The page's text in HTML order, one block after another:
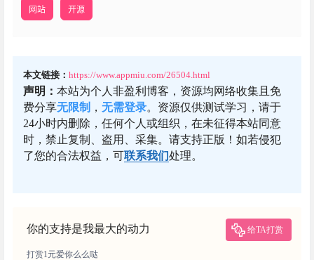
网站 开源
本文链接： https://www.appmiu.com/26504.html
声明： 本站为个人非盈利博客，资源均网络收集且免
费分享无限制 ， 无需登录。资源仅供测试学习，请于
24小时内删除，任何个人或组织，在未征得本站同意
时，禁止复制、盗用、采集。请支持正版！如若侵犯
了您的合法权益，可联系我们处理。
你的支持是我最大的动力 给TA打赏
打赏1元爱你么么哒